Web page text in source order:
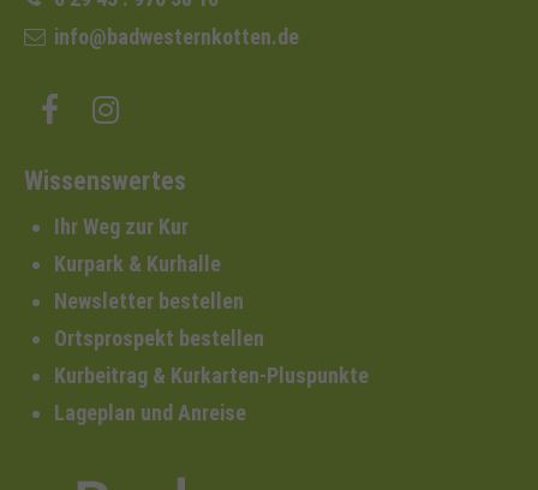
info@badwesternkotten.de
Wissenswertes
Ihr Weg zur Kur
Kurpark & Kurhalle
Newsletter bestellen
Ortsprospekt bestellen
Kurbeitrag & Kurkarten-Pluspunkte
Lageplan und Anreise